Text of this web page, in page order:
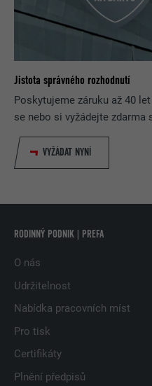
Jistota správného rozhodnutí
Poskytujeme záruku až 40
se nebo si vyžádejte zdarma
VYŽÁDAT NYNÍ
RODINNÝ PODNIK | PREFA
O nás
Udržitelnost
Nabídka pracovních míst
Pro tisk
Certifikáty
Plnění předpisů